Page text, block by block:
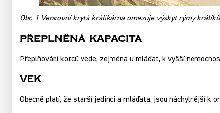
Obr. 1 Venkovní krytá králíkárna omezuje výskyt rýmy králíků
Přeplněná Kapacita
Přeplňování kotců vede, zejména u mláďat, k vyšší
Věk
Obecně platí, že starší jedinci a mláďata, jsou náchylnější k